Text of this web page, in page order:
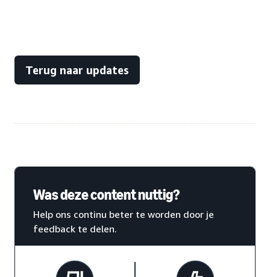
Terug naar updates
Was deze content nuttig?
Help ons continu beter te worden door je
feedback te delen.